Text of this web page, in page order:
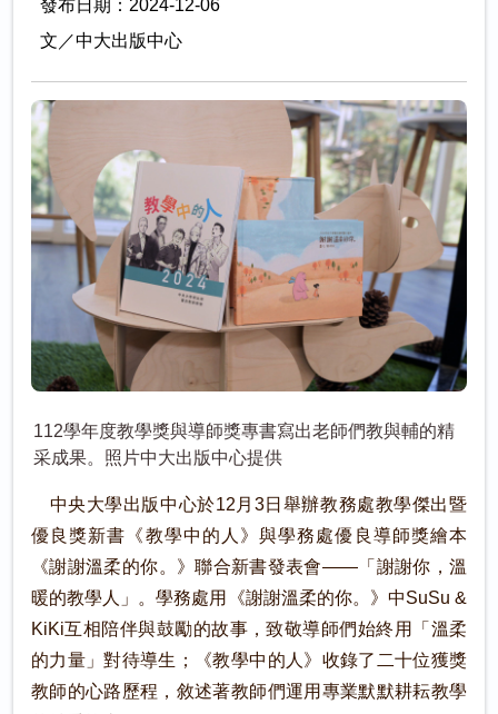
發布日期：2024-12-06
文／中大出版中心
112學年度教學獎與導師獎專書寫出老師們教與輔的精
采成果。照片中大出版中心提供
中央大學出版中心於12月3日舉辦教務處教學傑出暨
優良獎新書《教學中的人》與學務處優良導師獎繪本
《謝謝溫柔的你。》聯合新書發表會――「謝謝你，溫
暖的教學人」。學務處用《謝謝溫柔的你。》中SuSu &
KiKi互相陪伴與鼓勵的故事，致敬導師們始終用「溫柔
的力量」對待導生；《教學中的人》收錄了二十位獲獎
教師的心路歷程，敘述著教師們運用專業默默耕耘教學